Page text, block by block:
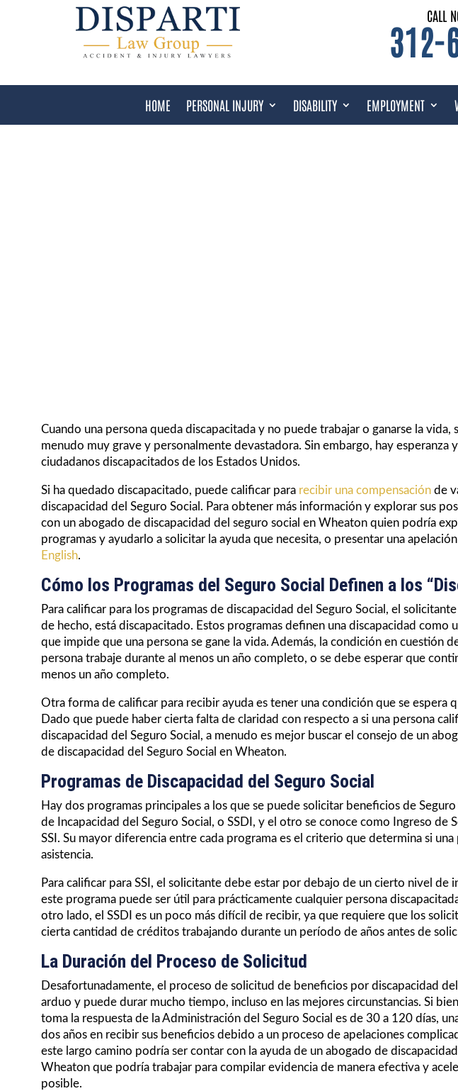
CALL
312-
HOME PERSONAL INJURY DISABILITY EMPLOYMENT
Cuando una persona queda discapacitada y no puede trabajar o ganarse la vida,
menudo muy grave y personalmente devastadora. Sin embargo, hay esperanza
ciudadanos discapacitados de los Estados Unidos.
Si ha quedado discapacitado, puede calificar para recibir una compensación de
discapacidad del Seguro Social. Para obtener más información y explorar sus
con un abogado de discapacidad del seguro social en Wheaton quien podría
programas y ayudarlo a solicitar la ayuda que necesita, o presentar una
English.
Cómo los Programas del Seguro Social Definen a los
Para calificar para los programas de discapacidad del Seguro Social, el
de hecho, está discapacitado. Estos programas definen una discapacidad como
que impide que una persona se gane la vida. Además, la condición en cuestión
persona trabaje durante al menos un año completo, o se debe esperar que
menos un año completo.
Otra forma de calificar para recibir ayuda es tener una condición que se espera
Dado que puede haber cierta falta de claridad con respecto a si una persona
discapacidad del Seguro Social, a menudo es mejor buscar el consejo de un
de discapacidad del Seguro Social en Wheaton.
Programas de Discapacidad del Seguro Social
Hay dos programas principales a los que se puede solicitar beneficios de
de Incapacidad del Seguro Social, o SSDI, y el otro se conoce como Ingreso de
SSI. Su mayor diferencia entre cada programa es el criterio que determina si
asistencia.
Para calificar para SSI, el solicitante debe estar por debajo de un cierto nivel de
este programa puede ser útil para prácticamente cualquier persona
otro lado, el SSDI es un poco más difícil de recibir, ya que requiere que los
cierta cantidad de créditos trabajando durante un período de años antes de
La Duración del Proceso de Solicitud
Desafortunadamente, el proceso de solicitud de beneficios por discapacidad
arduo y puede durar mucho tiempo, incluso en las mejores circunstancias. Si
toma la respuesta de la Administración del Seguro Social es de 30 a 120 días,
dos años en recibir sus beneficios debido a un proceso de apelaciones
este largo camino podría ser contar con la ayuda de un abogado de
Wheaton que podría trabajar para compilar evidencia de manera efectiva y
posible.